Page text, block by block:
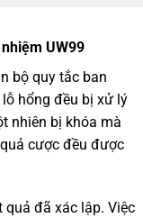
UW99
bộ quy tắc ban
hổng đều bị xử lý
nhiên bị khóa mà
cược đều được
quả đã xác lập. Việc